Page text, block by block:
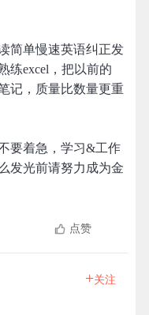
简单慢速英语纠正发
练excel，把以前的
记，质量比数量更重
要着急，学习&工作
发光前请努力成为金
点赞
+关注